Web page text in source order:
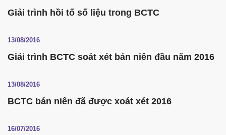
Giải trình hồi tố số liệu trong BCTC
13/08/2016
Giải trình BCTC soát xét bán niên đầu năm 2016
13/08/2016
BCTC bán niên đã được xoát xét 2016
16/07/2016